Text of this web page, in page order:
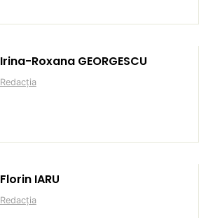
Irina-Roxana GEORGESCU
Redacția
Florin IARU
Redacția